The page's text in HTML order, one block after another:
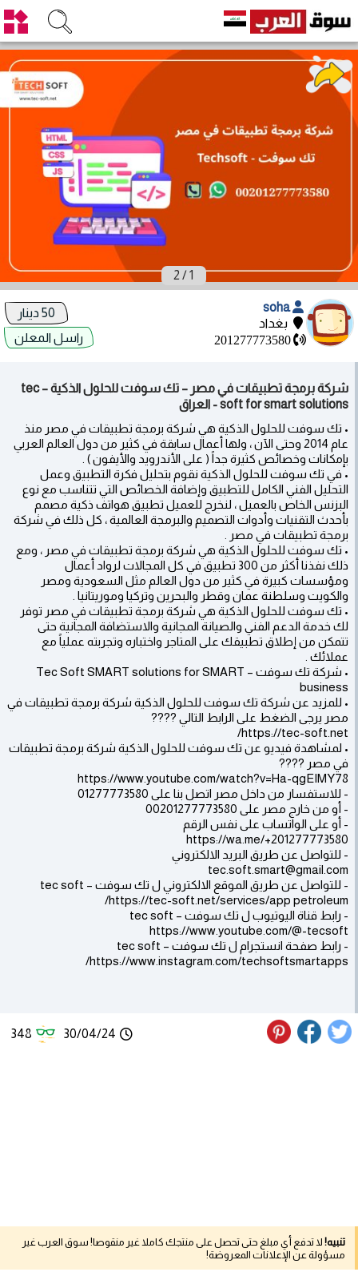
1
/
2
soha
بغداد
201277773580
راسل المعلن
شركة برمجة تطبيقات في مصر – تك سوفت للحلول الذكية – tec
soft for smart solutions - العراق
• تك سوفت للحلول الذكية هي شركة برمجة تطبيقات في مصر منذ
عام 2014 وحتى الآن ، ولها أعمال سابقة في كثير من دول العالم العربي
بإمكانات وخصائص كثيرة جداً ( على الأندرويد والأيفون ) .
• في تك سوفت للحلول الذكية نقوم بتحليل فكرة التطبيق وعمل
التحليل الفني الكامل للتطبيق وإضافة الخصائص التي تتناسب مع نوع
البزنس الخاص بالعميل ، لنخرج للعميل تطبيق هواتف ذكية مصمم
بأحدث التقنيات وأدوات التصميم والبرمجة العالمية ، كل ذلك في شركة
برمجة تطبيقات في مصر .
• تك سوفت للحلول الذكية هي شركة برمجة تطبيقات في مصر ، ومع
ذلك نفذنا أكثر من 300 تطبيق في كل المجالات لرواد أعمال
ومؤسسات كبيرة في كثير من دول العالم مثل السعودية ومصر
والكويت وسلطنة عمان وقطر والبحرين وتركيا وموريتانيا .
• تك سوفت للحلول الذكية هي شركة برمجة تطبيقات في مصر توفر
لك خدمة الدعم الفني والصيانة المجانية والاستضافة المجانية حتى
تتمكن من إطلاق تطبيقك على المتاجر واختباره وتجربته عملياً مع
عملائك .
• شركة تك سوفت – Tec Soft SMART solutions for SMART
business
• للمزيد عن شركة تك سوفت للحلول الذكية شركة برمجة تطبيقات في
مصر يرجى الضغط على الرابط التالي ????
https://tec-soft.net/
• لمشاهدة فيديو عن تك سوفت للحلول الذكية شركة برمجة تطبيقات
في مصر ????
https://www.youtube.com/watch?v=Ha-qgEIMY78
- للاستفسار من داخل مصر اتصل بنا على 01277773580
- أو من خارج مصر على 00201277773580
- أو على الواتساب على نفس الرقم
https://wa.me/+201277773580
- للتواصل عن طريق البريد الالكتروني
tec.soft.smart@gmail.com
- للتواصل عن طريق الموقع الالكتروني ل تك سوفت – tec soft
https://tec-soft.net/services/app petroleum/
- رابط قناة اليوتيوب ل تك سوفت – tec soft
https://www.youtube.com/@-tecsoft
- رابط صفحة انستجرام ل تك سوفت – tec soft
https://www.instagram.com/techsoftsmartapps/
30/04/24
348
تنبيه! لا تدفع أي مبلغ حتى تحصل على منتجك كاملا غير منقوصا! سوق العرب غير
مسؤولة عن الإعلانات المعروضة!